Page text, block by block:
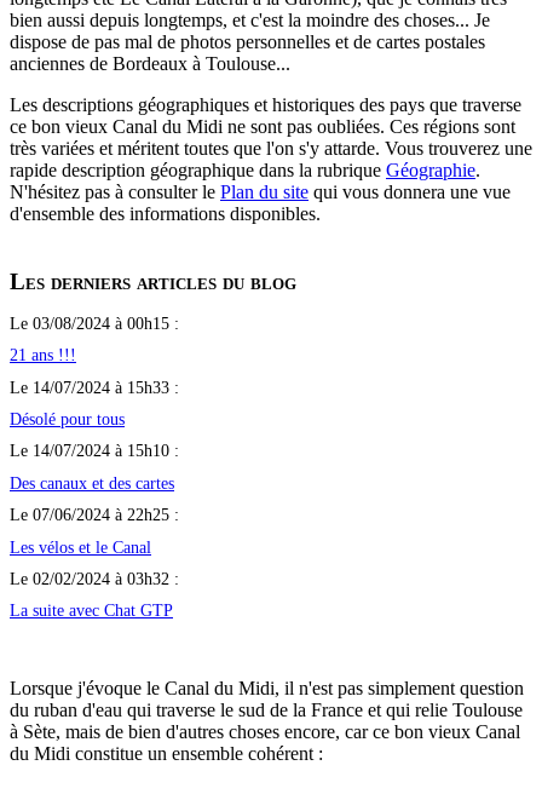
bien aussi depuis longtemps, et c'est la moindre des choses... Je
dispose de pas mal de photos personnelles et de cartes postales
anciennes de Bordeaux à Toulouse...
Les descriptions géographiques et historiques des pays que traverse
ce bon vieux Canal du Midi ne sont pas oubliées. Ces régions sont
très variées et méritent toutes que l'on s'y attarde. Vous trouverez une
rapide description géographique dans la rubrique Géographie.
N'hésitez pas à consulter le Plan du site qui vous donnera une vue
d'ensemble des informations disponibles.
Les derniers articles du blog
Le 03/08/2024 à 00h15 :
21 ans !!!
Le 14/07/2024 à 15h33 :
Désolé pour tous
Le 14/07/2024 à 15h10 :
Des canaux et des cartes
Le 07/06/2024 à 22h25 :
Les vélos et le Canal
Le 02/02/2024 à 03h32 :
La suite avec Chat GTP
Lorsque j'évoque le Canal du Midi, il n'est pas simplement question
du ruban d'eau qui traverse le sud de la France et qui relie Toulouse
à Sète, mais de bien d'autres choses encore, car ce bon vieux Canal
du Midi constitue un ensemble cohérent :